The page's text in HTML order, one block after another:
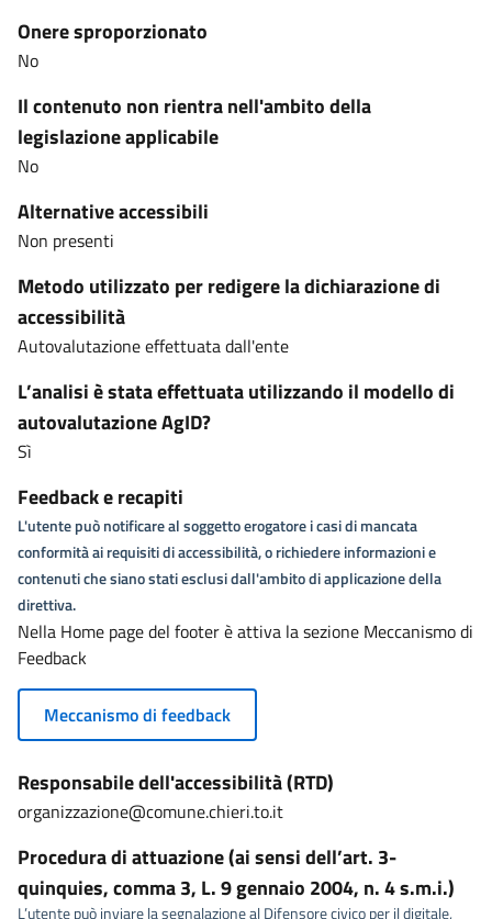
Onere sproporzionato
No
Il contenuto non rientra nell'ambito della
legislazione applicabile
No
Alternative accessibili
Non presenti
Metodo utilizzato per redigere la dichiarazione di
accessibilità
Autovalutazione effettuata dall'ente
L’analisi è stata effettuata utilizzando il modello di
autovalutazione AgID?
Sì
Feedback e recapiti
L'utente può notificare al soggetto erogatore i casi di mancata
conformità ai requisiti di accessibilità, o richiedere informazioni e
contenuti che siano stati esclusi dall'ambito di applicazione della
direttiva.
Nella Home page del footer è attiva la sezione Meccanismo di
Feedback
Meccanismo di feedback
Responsabile dell'accessibilità (RTD)
organizzazione@comune.chieri.to.it
Procedura di attuazione (ai sensi dell’art. 3-
quinquies, comma 3, L. 9 gennaio 2004, n. 4 s.m.i.)
L’utente può inviare la segnalazione al Difensore civico per il digitale,